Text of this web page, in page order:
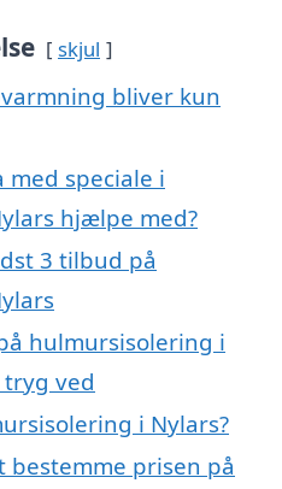
skjul
bliver kun
med speciale i
hjælpe med?
3 tilbud på
hulmursisolering i
ved
i Nylars?
bestemme prisen på